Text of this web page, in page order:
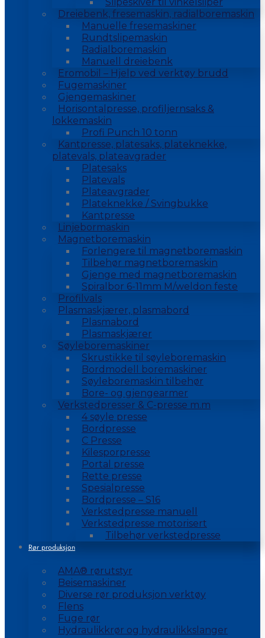
Dreiebenk, fresemaskin, radialboremaskin
Manuelle fresemaskiner
Rundtslipemaskin
Radialboremaskin
Manuell dreiebenk
Eromobil – Hjelp ved verktøy brudd
Fugemaskiner
Gjengemaskiner
Horisontalpresse, profiljernsaks &
lokkemaskin
Profi Punch 10 tonn
Kantpresse, platesaks, plateknekke,
platevals, plateavgrader
Platesaks
Platevals
Plateavgrader
Plateknekke / Svingbukke
Kantpresse
Linjebormaskin
Magnetboremaskin
Forlengere til magnetboremaskin
Tilbehør magnetboremaskin
Gjenge med magnetboremaskin
Spiralbor 6-11mm M/weldon feste
Profilvals
Plasmaskjærer, plasmabord
Plasmabord
Plasmaskjærer
Søyleboremaskiner
Skrustikke til søyleboremaskin
Bordmodell boremaskiner
Søyleboremaskin tilbehør
Bore- og gjengearmer
Verkstedpresser & C-presse m.m
4 søyle presse
Bordpresse
C Presse
Kilesporpresse
Portal presse
Rette presse
Spesialpresse
Bordpresse – S16
Verkstedpresse manuell
Verkstedpresse motorisert
Tilbehør verkstedpresse
Rør produksjon
AMA® rørutstyr
Beisemaskiner
Diverse rør produksjon verktøy
Flens
Fuge rør
Hydraulikkrør og hydraulikkslanger